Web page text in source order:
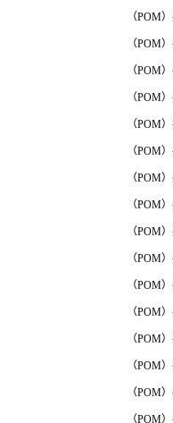
（POM
（POM
（POM
（POM
（POM
（POM
（POM
（POM
（POM
（POM
（POM
（POM
（POM
（POM
（POM
（POM